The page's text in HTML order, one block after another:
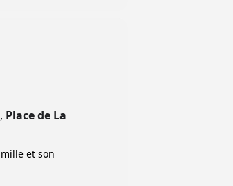
, Place de La
et son